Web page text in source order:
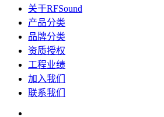
关于RFSound
产品分类
品牌分类
资质授权
工程业绩
加入我们
联系我们